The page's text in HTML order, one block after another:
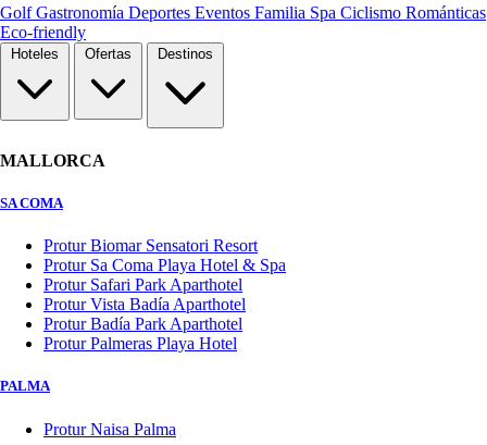
GolfGastronomía Deportes Eventos Familia Spa Ciclismo Románticas
Eco-friendly
MALLORCA
SA COMA
Protur Biomar Sensatori Resort
Protur Sa Coma Playa Hotel & Spa
Protur Safari Park Aparthotel
Protur Vista Badía Aparthotel
Protur Badía Park Aparthotel
Protur Palmeras Playa Hotel
PALMA
Protur Naisa Palma